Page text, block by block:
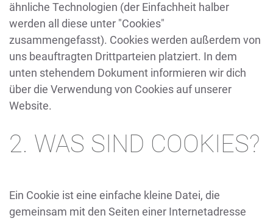
ähnliche Technologien (der Einfachheit halber
werden all diese unter "Cookies"
zusammengefasst). Cookies werden außerdem von
uns beauftragten Drittparteien platziert. In dem
unten stehendem Dokument informieren wir dich
über die Verwendung von Cookies auf unserer
Website.
2. WAS SIND COOKIES?
Ein Cookie ist eine einfache kleine Datei, die
gemeinsam mit den Seiten einer Internetadresse